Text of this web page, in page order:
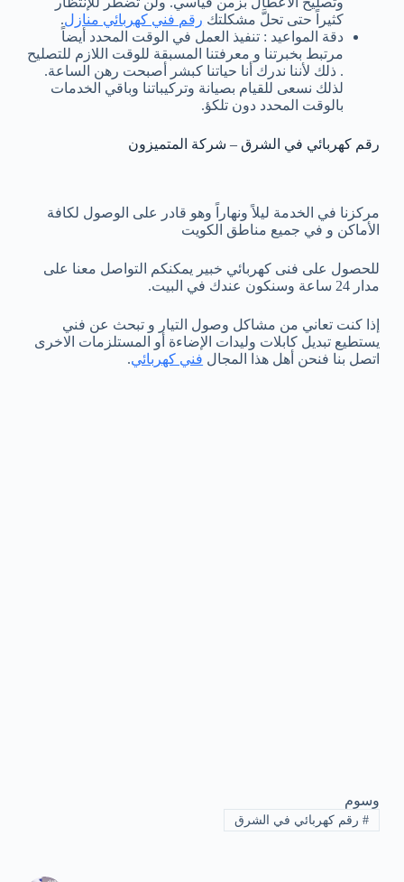
كثيراً حتى تحلَّ مشكلتك رقم فني كهربائي منازل.
دقة المواعيد : تنفيذ العمل في الوقت المحدد أيضاً
مرتبط بخبرتنا و معرفتنا المسبقة للوقت اللازم للتصليح
. ذلك لأننا ندرك أنا حياتنا كبشر أصبحت رهن الساعة.
لذلك نسعى للقيام بصيانة وتركيباتنا وباقي الخدمات
بالوقت المحدد دون تلكؤ.
رقم كهربائي في الشرق – شركة المتميزون
مركزنا في الخدمة ليلاً ونهاراً وهو قادر على الوصول لكافة
الأماكن و في جميع مناطق الكويت
للحصول على فنى كهربائي خبير يمكنكم التواصل معنا على
مدار 24 ساعة وسنكون عندك في البيت.
إذا كنت تعاني من مشاكل وصول التيار و تبحث عن فني
يستطيع تبديل كابلات وليدات الإضاءة أو المستلزمات الاخرى
اتصل بنا فنحن أهل هذا المجال فني كهربائي.
وسوم
#رقم كهربائي في الشرق